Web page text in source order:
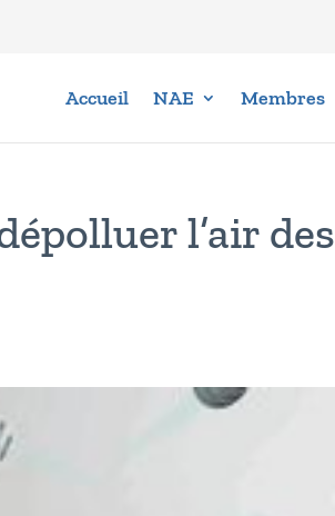
Accueil NAE Membres
l’air des